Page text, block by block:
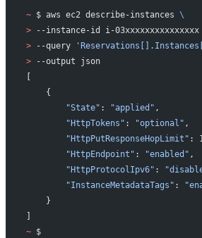
~ $ aws ec2 describe-instances \
> --instance-id i-03xxxxxxxxxxxxxxx
> --query
> --output json
    {
        "State"
: "applied" ,
        "HttpTokens"
: "optional" ,
        "HttpPutResponseHopLimit"
:
        "HttpEndpoint"
: "enabled" ,
        "HttpProtocolIpv6"
:
        "InstanceMetadataTags"
:
    }
~ $